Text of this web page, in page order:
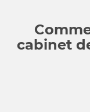
cabinet